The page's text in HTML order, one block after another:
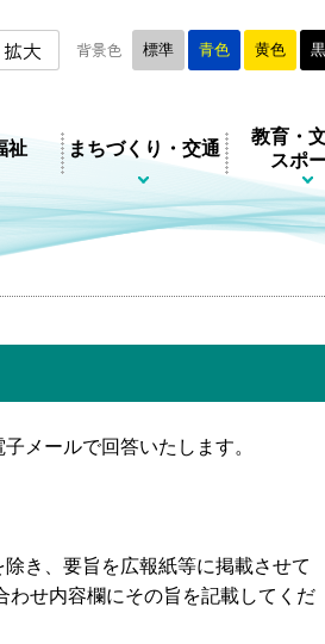
拡大 背景色 標準 青色 黄色
祉 まちづくり・交通
教育・
スポ
メールで回答いたします。
き、要旨を広報紙等に掲載させて
わせ内容欄にその旨を記載してくだ